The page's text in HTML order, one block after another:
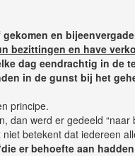
en
bezittingen en have
dag eendrachtig in de
in de gunst bij het
principe.
dan werd er gedeeld “naar
betekent dat iedereen
er behoefte aan